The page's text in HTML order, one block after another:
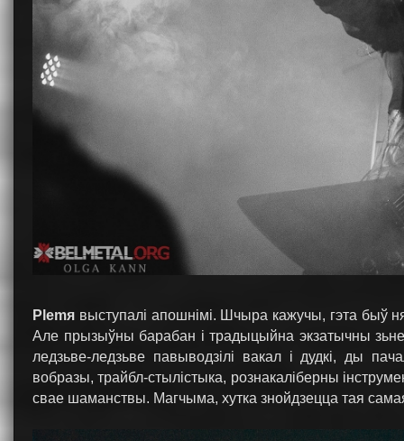
Plemя выступалі апошнімі. Шчыра кажучы, гэта быў
Але прызыўны барабан і традыцыйна экзатычны
ледзьве-ледзьве павыводзілі вакал і дудкі, ды
вобразы, трайбл-стылістыка, рознакаліберны
свае шаманствы. Магчыма, хутка знойдзецца тая